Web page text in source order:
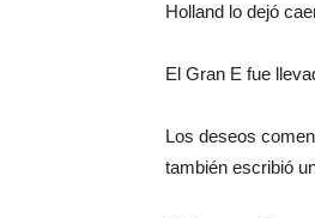
Holland lo dejó
El Gran E fue
Los deseos
también escribió